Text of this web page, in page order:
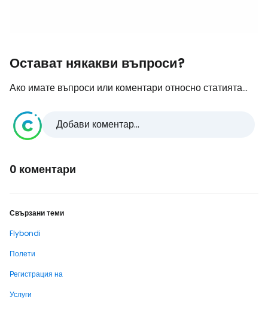
Остават някакви въпроси?
Ако имате въпроси или коментари относно статията...
Добави коментар...
0 коментари
Свързани теми
Flybondi
Полети
Регистрация на
Услуги